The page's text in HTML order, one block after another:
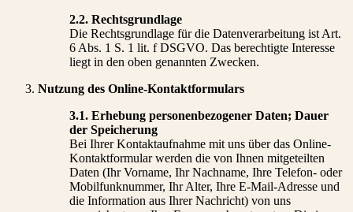
2.2. Rechtsgrundlage
Die Rechtsgrundlage für die Datenverarbeitung ist Art.
6 Abs. 1 S. 1 lit. f DSGVO. Das berechtigte Interesse
liegt in den oben genannten Zwecken.
Nutzung des Online-Kontaktformulars
3.1. Erhebung personenbezogener Daten; Dauer
der Speicherung
Bei Ihrer Kontaktaufnahme mit uns über das Online-
Kontaktformular werden die von Ihnen mitgeteilten
Daten (Ihr Vorname, Ihr Nachname, Ihre Telefon- oder
Mobilfunknummer, Ihr Alter, Ihre E-Mail-Adresse und
die Information aus Ihrer Nachricht) von uns